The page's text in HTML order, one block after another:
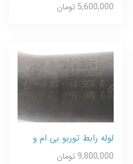
5,600,000 تومان
لوله رابط توربو بی ام و
9,800,000 تومان